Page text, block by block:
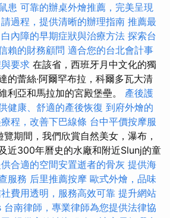
患 可靠的辦桌外燴推薦，完美呈現
過程，提供清晰的辦理指南 推薦最
白內障的早期症狀與治療方法 探索台
賴的財務顧問 適合您的台北會計事
要求 在該省，西班牙月中文化的獨
的蕾絲·阿爾罕布拉，科爾多瓦大清
利亞和馬拉加的宮殿堡壘。 產後護
健康、舒適的產後恢復 到府外燴的
程，改善下巴線條 台中平價按摩服
覽期間，我們欣賞自然美女，瀑布，
近300年曆史的水廠和附近Slunj的童
合適的空間安置逝者的骨灰 提供海
服務 后里推薦按摩 歐式外燴，品味
費用透明，服務高效可靠 提升網站
台南律師，專業律師為您提供法律協